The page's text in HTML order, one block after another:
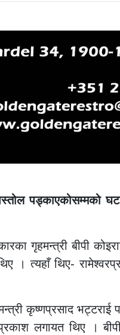
पड्काएकोसम्मको
गृहमन्त्री बीपी
। त्यहाँ थिए-
कृष्णप्रसाद
प्रकाश लगायत थिए ।